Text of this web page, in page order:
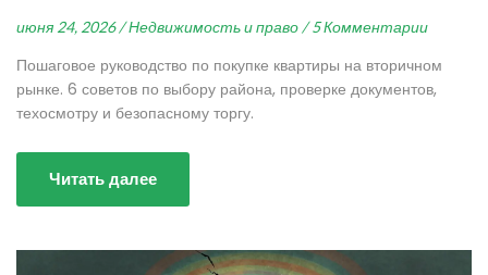
июня 24, 2026 / Недвижимость и право / 5 Комментарии
Пошаговое руководство по покупке квартиры на вторичном
рынке. 6 советов по выбору района, проверке документов,
техосмотру и безопасному торгу.
Читать далее